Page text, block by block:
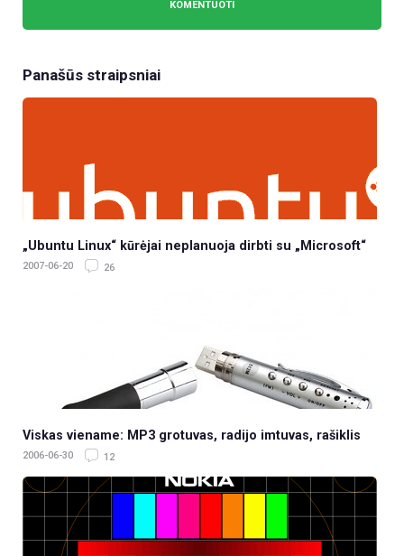
Panašūs straipsniai
„Ubuntu Linux“ kūrėjai neplanuoja dirbti su „Microsoft“
2007-06-20 26
Viskas viename: MP3 grotuvas, radijo imtuvas, rašiklis
2006-06-30 12